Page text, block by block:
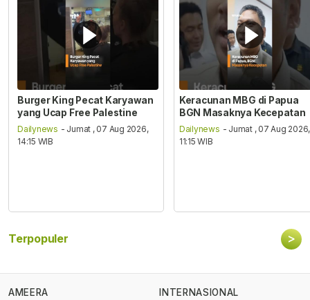
Burger King Pecat Karyawan
yang Ucap Free Palestine
Dailynews - Jumat , 07 Aug 2026,
14:15 WIB
Keracunan MBG di Papua
BGN Masaknya Kecepatan
Dailynews - Jumat , 07 Aug 2026,
11:15 WIB
Terpopuler >
AMEERA
INTERNASIONAL